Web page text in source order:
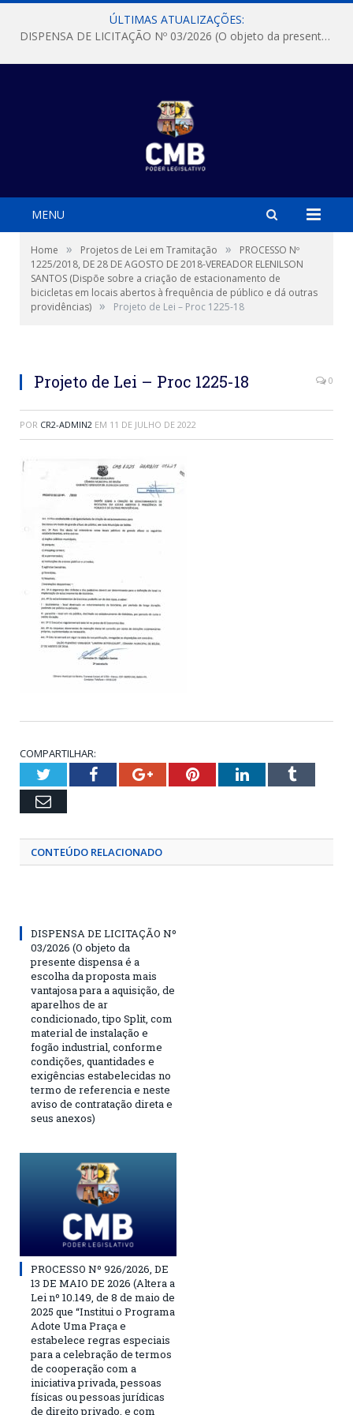
ÚLTIMAS ATUALIZAÇÕES:
DISPENSA DE LICITAÇÃO Nº 03/2026 (O objeto da presente dispensa é a escolha da proposta mais vantajosa para a aquisição, de aparelhos de ar condicionado, tipo Split, com material de instalação e fogão industrial, conforme condições, quantidades e exigências estabelecidas no termo de referencia e neste aviso de contratação direta e seus anexos)
MENU
Home » Projetos de Lei em Tramitação »
PROCESSO Nº
1225/2018, DE 28 DE AGOSTO DE 2018-VEREADOR ELENILSON
SANTOS (Dispõe sobre a criação de estacionamento de
bicicletas em locais abertos à frequência de público e dá outras
providências) » Projeto de Lei – Proc 1225-18
Projeto de Lei – Proc 1225-18 0
POR CR2-ADMIN2 EM 11 DE JULHO DE 2022
COMPARTILHAR:
TwitterFacebookGoogle+PinterestLinkedInTumblr
Email
CONTEÚDO RELACIONADO
DISPENSA DE LICITAÇÃO Nº
03/2026 (O objeto da
presente dispensa é a
escolha da proposta mais
vantajosa para a aquisição, de
aparelhos de ar
condicionado, tipo Split, com
material de instalação e
fogão industrial, conforme
condições, quantidades e
exigências estabelecidas no
termo de referencia e neste
aviso de contratação direta e
seus anexos)
PROCESSO Nº 926/2026, DE
13 DE MAIO DE 2026 (Altera a
Lei nº 10.149, de 8 de maio de
2025 que “Institui o Programa
Adote Uma Praça e
estabelece regras especiais
para a celebração de termos
de cooperação com a
iniciativa privada, pessoas
físicas ou pessoas jurídicas
de direito privado, e com